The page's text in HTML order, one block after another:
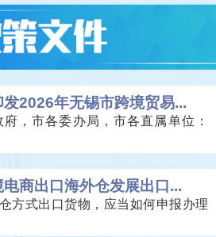
2026年无锡市跨境贸易...
，市各委办局，市各直属单位：
商出口海外仓发展出口...
方式出口货物，应当如何申报办理